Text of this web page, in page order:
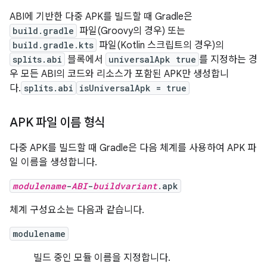
ABI에 기반한 다중 APK를 빌드할 때 Gradle은
build.gradle 파일(Groovy의 경우) 또는
build.gradle.kts 파일(Kotlin 스크립트의 경우)의
splits.abi 블록에서 universalApk true 를 지정하는 경
우 모든 ABI의 코드와 리소스가 포함된 APK만 생성합니
다. splits.abi isUniversalApk = true
APK 파일 이름 형식
다중 APK를 빌드할 때 Gradle은 다음 체계를 사용하여 APK 파
일 이름을 생성합니다.
modulename-ABI-buildvariant.apk
체계 구성요소는 다음과 같습니다.
modulename
빌드 중인 모듈 이름을 지정합니다.